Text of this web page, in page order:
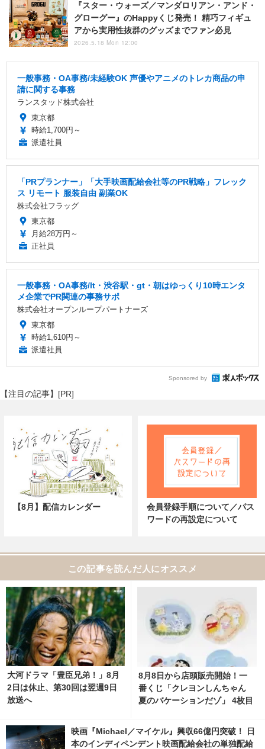
『スター・ウォーズ／マンダロリアン・アンド・
グローグー』のHappyくじ発売！ 精巧フィギュ
アから実用性抜群のグッズまでファン必見
2026.5.18 Mon 12:00
一般事務・OA事務/未経験OK 声優やアニメのトレカ商品の申
請に関する事務
ランスタッド株式会社
東京都
時給1,700円～
派遣社員
「PRプランナー」「大手映画配給会社等のPR戦略」フレック
ス リモート 服装自由 副業OK
株式会社フラッグ
東京都
月給28万円～
正社員
一般事務・OA事務/lt・渋谷駅・gt・朝はゆっくり10時エンタ
メ企業でPR関連の事務サポ
株式会社オープンループパートナーズ
東京都
時給1,610円～
派遣社員
Sponsored by
【注目の記事】[PR]
【8月】配信カレンダー
会員登録手順について／パス
ワードの再設定について
この記事を読んだ人にオススメ
大河ドラマ「豊臣兄弟！」8月
2日は休止、第30回は翌週9日
放送へ
8月8日から店頭販売開始！一
番くじ「クレヨンしんちゃん
夏のバケーションだゾ」 4枚目
映画『Michael／マイケル』興収66億円突破！ 日
本のインディペンデント映画配給会社の単独配給